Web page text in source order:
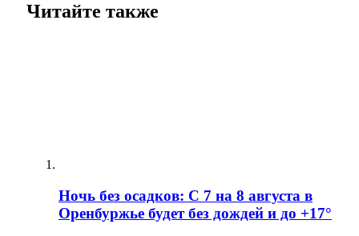
Читайте также
Ночь без осадков: С 7 на 8 августа в
Оренбуржье будет без дождей и до +17°